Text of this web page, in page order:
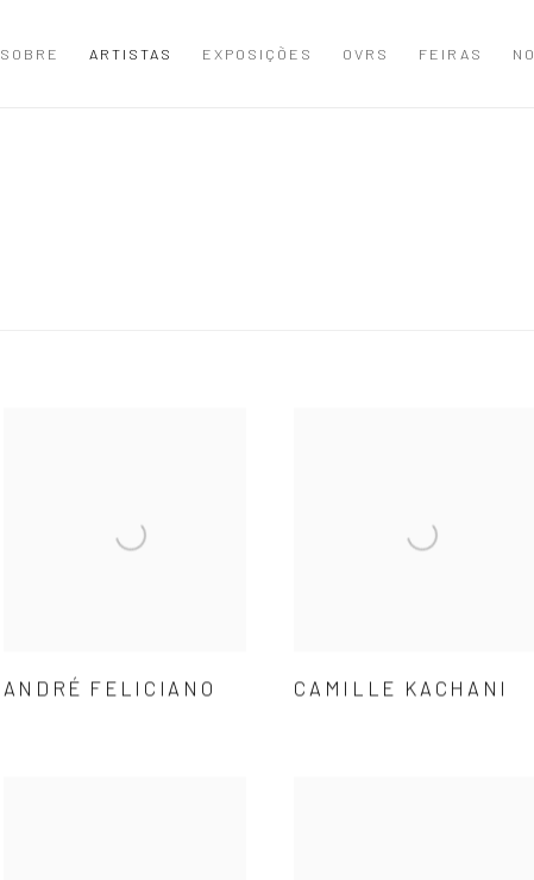
SOBRE ARTISTAS EXPOSIÇÕES OVRS FEIRAS
ANDRÉ FELICIANO CAMILLE KACHANI